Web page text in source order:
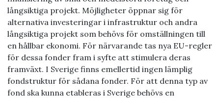
långsiktiga projekt. Möjligheter öppnar sig för
alternativa investeringar i infrastruktur och andra
långsiktiga projekt som behövs för omställningen till
en hållbar ekonomi. För närvarande tas nya EU-regler
för dessa fonder fram i syfte att stimulera deras
framväxt. I Sverige finns emellertid ingen lämplig
fondstruktur för sådana fonder. För att denna typ av
fond ska kunna etableras i Sverige behövs en